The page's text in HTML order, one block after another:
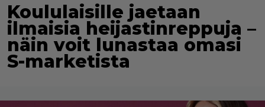
Koululaisille jaetaan
ilmaisia heijastinreppuja –
näin voit lunastaa omasi
S-marketista